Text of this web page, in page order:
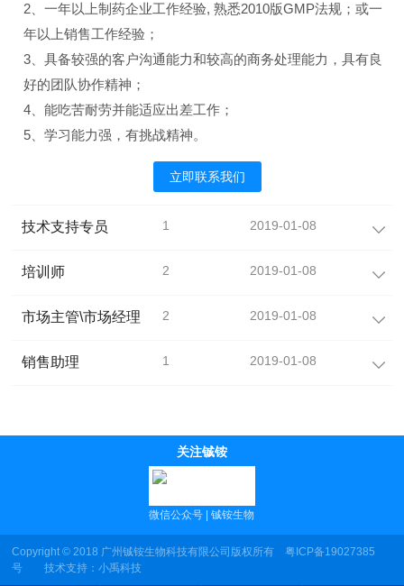
2、一年以上制药企业工作经验, 熟悉2010版GMP法规；或一
年以上销售工作经验；
3、具备较强的客户沟通能力和较高的商务处理能力，具有良
好的团队协作精神；
4、能吃苦耐劳并能适应出差工作；
5、学习能力强，有挑战精神。
立即联系我们
技术支持专员 1 2019-01-08
培训师 2 2019-01-08
市场主管\市场经理 2 2019-01-08
销售助理 1 2019-01-08
关注铖铵
微信公众号 | 铖铵生物
Copyright © 2018 广州铖铵生物科技有限公司版权所有粤ICP备19027385
号 技术支持：小禹科技